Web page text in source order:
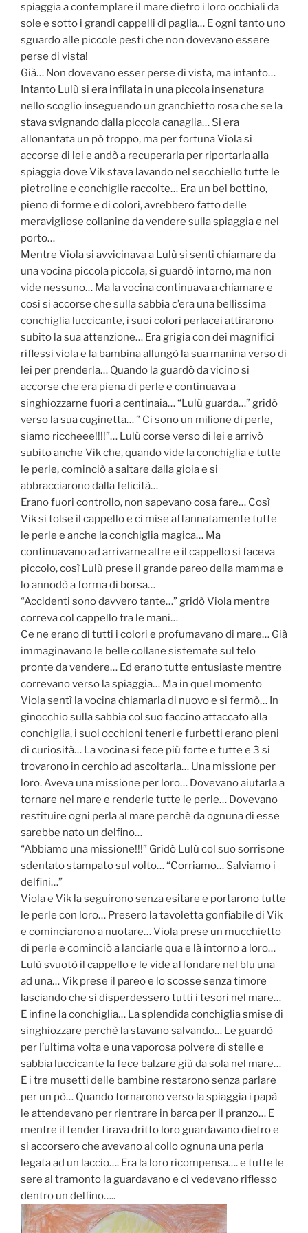
spiaggia a contemplare il mare dietro i loro occhiali da
sole e sotto i grandi cappelli di paglia… E ogni tanto uno
sguardo alle piccole pesti che non dovevano essere
perse di vista!
Già… Non dovevano esser perse di vista, ma intanto…
Intanto Lulù si era infilata in una piccola insenatura
nello scoglio inseguendo un granchietto rosa che se la
stava svignando dalla piccola canaglia… Si era
allonantata un pò troppo, ma per fortuna Viola si
accorse di lei e andò a recuperarla per riportarla alla
spiaggia dove Vik stava lavando nel secchiello tutte le
pietroline e conchiglie raccolte… Era un bel bottino,
pieno di forme e di colori, avrebbero fatto delle
meravigliose collanine da vendere sulla spiaggia e nel
porto…
Mentre Viola si avvicinava a Lulù si sentì chiamare da
una vocina piccola piccola, si guardò intorno, ma non
vide nessuno… Ma la vocina continuava a chiamare e
così si accorse che sulla sabbia c’era una bellissima
conchiglia luccicante, i suoi colori perlacei attirarono
subito la sua attenzione… Era grigia con dei magnifici
riflessi viola e la bambina allungò la sua manina verso di
lei per prenderla… Quando la guardò da vicino si
accorse che era piena di perle e continuava a
singhiozzarne fuori a centinaia… “Lulù guarda…” gridò
verso la sua cuginetta… ” Ci sono un milione di perle,
siamo riccheee!!!!”… Lulù corse verso di lei e arrivò
subito anche Vik che, quando vide la conchiglia e tutte
le perle, cominciò a saltare dalla gioia e si
abbracciarono dalla felicità…
Erano fuori controllo, non sapevano cosa fare… Così
Vik si tolse il cappello e ci mise affannatamente tutte
le perle e anche la conchiglia magica… Ma
continuavano ad arrivarne altre e il cappello si faceva
piccolo, così Lulù prese il grande pareo della mamma e
lo annodò a forma di borsa…
“Accidenti sono davvero tante…” gridò Viola mentre
correva col cappello tra le mani…
Ce ne erano di tutti i colori e profumavano di mare… Già
immaginavano le belle collane sistemate sul telo
pronte da vendere… Ed erano tutte entusiaste mentre
correvano verso la spiaggia… Ma in quel momento
Viola sentì la vocina chiamarla di nuovo e si fermò… In
ginocchio sulla sabbia col suo faccino attaccato alla
conchiglia, i suoi occhioni teneri e furbetti erano pieni
di curiosità… La vocina si fece più forte e tutte e 3 si
trovarono in cerchio ad ascoltarla… Una missione per
loro. Aveva una missione per loro… Dovevano aiutarla a
tornare nel mare e renderle tutte le perle… Dovevano
restituire ogni perla al mare perchè da ognuna di esse
sarebbe nato un delfino…
“Abbiamo una missione!!!” Gridò Lulù col suo sorrisone
sdentato stampato sul volto… “Corriamo… Salviamo i
delfini…”
Viola e Vik la seguirono senza esitare e portarono tutte
le perle con loro… Presero la tavoletta gonfiabile di Vik
e cominciarono a nuotare… Viola prese un mucchietto
di perle e cominciò a lanciarle qua e là intorno a loro…
Lulù svuotò il cappello e le vide affondare nel blu una
ad una… Vik prese il pareo e lo scosse senza timore
lasciando che si disperdessero tutti i tesori nel mare…
E infine la conchiglia… La splendida conchiglia smise di
singhiozzare perchè la stavano salvando… Le guardò
per l’ultima volta e una vaporosa polvere di stelle e
sabbia luccicante la fece balzare giù da sola nel mare…
E i tre musetti delle bambine restarono senza parlare
per un pò… Quando tornarono verso la spiaggia i papà
le attendevano per rientrare in barca per il pranzo… E
mentre il tender tirava dritto loro guardavano dietro e
si accorsero che avevano al collo ognuna una perla
legata ad un laccio…. Era la loro ricompensa…. e tutte le
sere al tramonto la guardavano e ci vedevano riflesso
dentro un delfino…..